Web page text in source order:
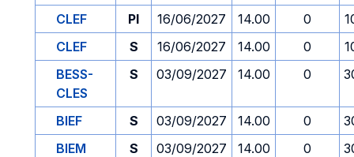
CLEF
PI 16/06/2027 14.00 0
CLEF
S 16/06/2027 14.00 0
BESS-
CLES
S 03/09/2027 14.00 0
BIEF S 03/09/2027 14.00 0
BIEM
S 03/09/2027 14.00 0